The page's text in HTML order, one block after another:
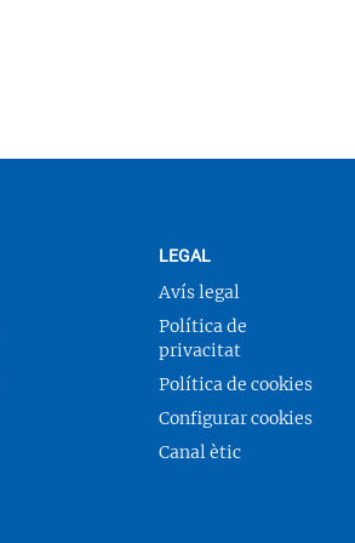
LEGAL
Avís legal
Política de
privacitat
Política de cookies
Configurar cookies
Canal ètic